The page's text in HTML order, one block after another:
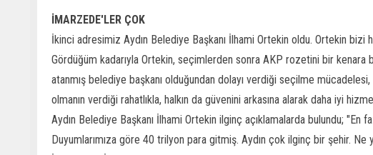
İMARZEDE'LER ÇOK
İkinci adresimiz Aydın Belediye Başkanı İlhami Ortekin oldu. Ortekin bizi
Gördüğüm kadarıyla Ortekin, seçimlerden sonra AKP rozetini bir kenara
atanmış belediye başkanı olduğundan dolayı verdiği seçilme
olmanın verdiği rahatlıkla, halkın da güvenini arkasına alarak daha iyi
Aydın Belediye Başkanı İlhami Ortekin ilginç açıklamalarda bulundu; "En
Duyumlarımıza göre 40 trilyon para gitmiş. Aydın çok ilginç bir şehir.